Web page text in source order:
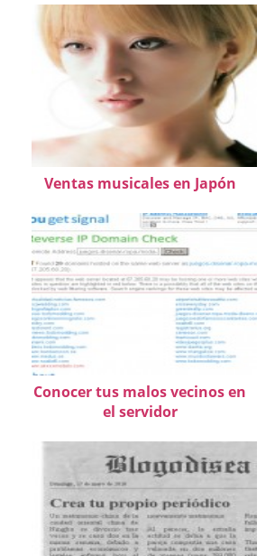
Ventas musicales en Japón
Conocer tus malos vecinos en
el servidor